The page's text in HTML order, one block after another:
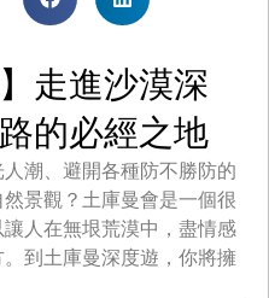
走進沙漠深
的必經之地
潮、避開各種防不勝防的
景觀？土庫曼會是一個很
人在無垠荒漠中，盡情感
到土庫曼深度遊，你將擁